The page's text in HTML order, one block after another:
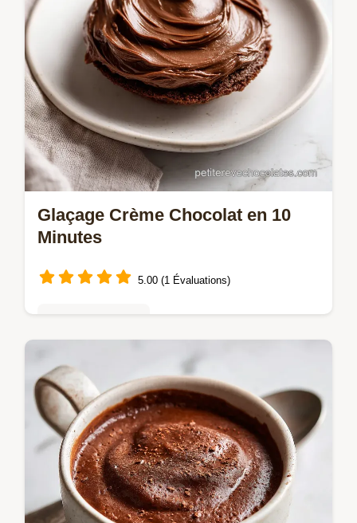
Glaçage Crème Chocolat en 10
Minutes
5.00 (1 Évaluations)
Maîtrisez le glaçage crème chocolat avec
notre guide précis. Inclut un guide de
chrono et une liste des erreurs courantes.
Parfait pour gâteau ou cupcakes !